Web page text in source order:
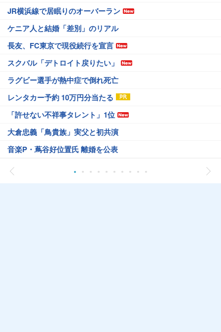
JR横浜線で居眠りのオーバーラン
ケニア人と結婚「差別」のリアル
長友、FC東京で現役続行を宣言
スクバル「デトロイト戻りたい」
ラグビー選手が熱中症で倒れ死亡
レンタカー予約 10万円分当たる
「許せない不祥事タレント」1位
大倉忠義「鳥貴族」実父と初共演
音楽P・蔦谷好位置氏 離婚を公表